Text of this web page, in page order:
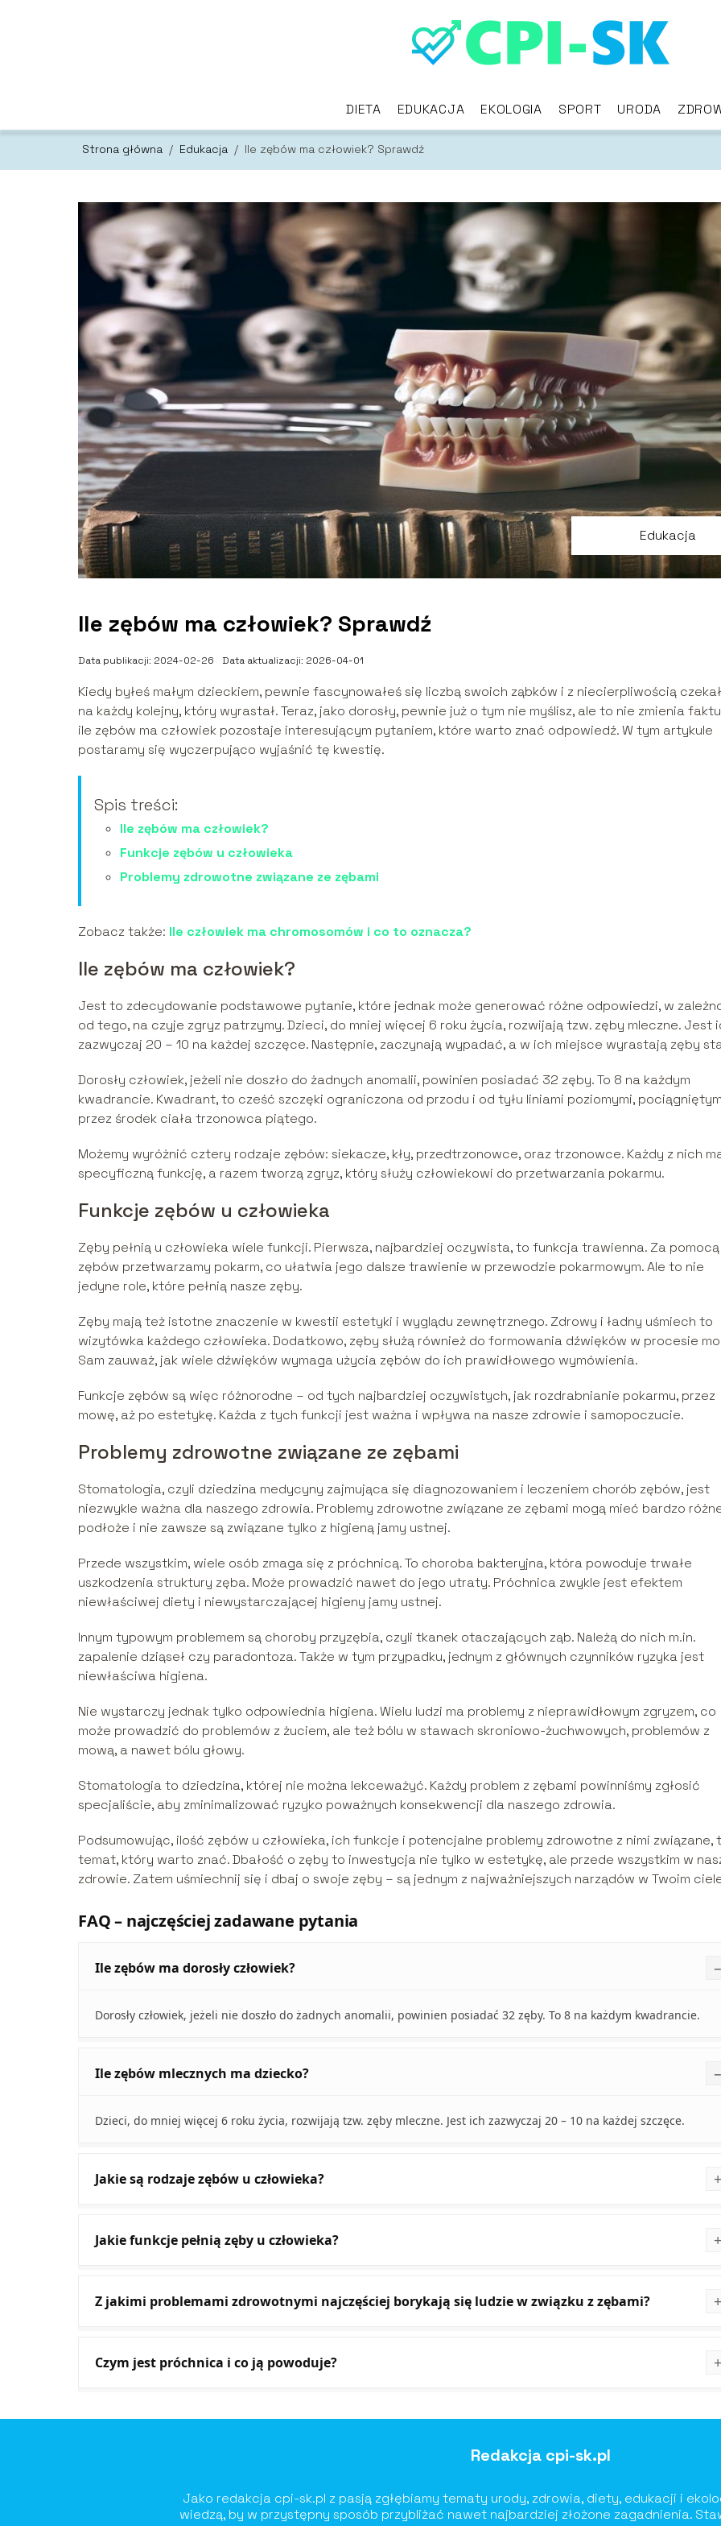
DIETA EDUKACJA EKOLOGIA SPORT URODA
Strona główna / Edukacja / Ile zębów ma człowiek? Sprawdź
Edukacja
Ile zębów ma człowiek? Sprawdź
Data publikacji: 2024-02-26 Data aktualizacji: 2026-04-01
Kiedy byłeś małym dzieckiem, pewnie fascynowałeś się liczbą swoich ząbków i z niecierpliwością
na każdy kolejny, który wyrastał. Teraz, jako dorosły, pewnie już o tym nie myślisz, ale to nie zmienia
ile zębów ma człowiek pozostaje interesującym pytaniem, które warto znać odpowiedź. W tym artykule
postaramy się wyczerpująco wyjaśnić tę kwestię.
Spis treści:
Ile zębów ma człowiek?
Funkcje zębów u człowieka
Problemy zdrowotne związane ze zębami
Zobacz także: Ile człowiek ma chromosomów i co to oznacza?
Ile zębów ma człowiek?
Jest to zdecydowanie podstawowe pytanie, które jednak może generować różne odpowiedzi, w
od tego, na czyje zgryz patrzymy. Dzieci, do mniej więcej 6 roku życia, rozwijają tzw. zęby mleczne. Jest
zazwyczaj 20 – 10 na każdej szczęce. Następnie, zaczynają wypadać, a w ich miejsce wyrastają zęby
Dorosły człowiek, jeżeli nie doszło do żadnych anomalii, powinien posiadać 32 zęby. To 8 na każdym
kwadrancie. Kwadrant, to cześć szczęki ograniczona od przodu i od tyłu liniami poziomymi,
przez środek ciała trzonowca piątego.
Możemy wyróżnić cztery rodzaje zębów: siekacze, kły, przedtrzonowce, oraz trzonowce. Każdy z nich
specyficzną funkcję, a razem tworzą zgryz, który służy człowiekowi do przetwarzania pokarmu.
Funkcje zębów u człowieka
Zęby pełnią u człowieka wiele funkcji. Pierwsza, najbardziej oczywista, to funkcja trawienna. Za pomocą
zębów przetwarzamy pokarm, co ułatwia jego dalsze trawienie w przewodzie pokarmowym. Ale to nie
jedyne role, które pełnią nasze zęby.
Zęby mają też istotne znaczenie w kwestii estetyki i wyglądu zewnętrznego. Zdrowy i ładny uśmiech to
wizytówka każdego człowieka. Dodatkowo, zęby służą również do formowania dźwięków w procesie
Sam zauważ, jak wiele dźwięków wymaga użycia zębów do ich prawidłowego wymówienia.
Funkcje zębów są więc różnorodne – od tych najbardziej oczywistych, jak rozdrabnianie pokarmu, przez
mowę, aż po estetykę. Każda z tych funkcji jest ważna i wpływa na nasze zdrowie i samopoczucie.
Problemy zdrowotne związane ze zębami
Stomatologia, czyli dziedzina medycyny zajmująca się diagnozowaniem i leczeniem chorób zębów, jest
niezwykle ważna dla naszego zdrowia. Problemy zdrowotne związane ze zębami mogą mieć bardzo
podłoże i nie zawsze są związane tylko z higieną jamy ustnej.
Przede wszystkim, wiele osób zmaga się z próchnicą. To choroba bakteryjna, która powoduje trwałe
uszkodzenia struktury zęba. Może prowadzić nawet do jego utraty. Próchnica zwykle jest efektem
niewłaściwej diety i niewystarczającej higieny jamy ustnej.
Innym typowym problemem są choroby przyzębia, czyli tkanek otaczających ząb. Należą do nich m.in.
zapalenie dziąseł czy paradontoza. Także w tym przypadku, jednym z głównych czynników ryzyka jest
niewłaściwa higiena.
Nie wystarczy jednak tylko odpowiednia higiena. Wielu ludzi ma problemy z nieprawidłowym zgryzem, co
może prowadzić do problemów z żuciem, ale też bólu w stawach skroniowo-żuchwowych, problemów z
mową, a nawet bólu głowy.
Stomatologia to dziedzina, której nie można lekceważyć. Każdy problem z zębami powinniśmy zgłosić
specjaliście, aby zminimalizować ryzyko poważnych konsekwencji dla naszego zdrowia.
Podsumowując, ilość zębów u człowieka, ich funkcje i potencjalne problemy zdrowotne z nimi związane,
temat, który warto znać. Dbałość o zęby to inwestycja nie tylko w estetykę, ale przede wszystkim w
zdrowie. Zatem uśmiechnij się i dbaj o swoje zęby – są jednym z najważniejszych narządów w Twoim
FAQ – najczęściej zadawane pytania
Ile zębów ma dorosły człowiek?
Dorosły człowiek, jeżeli nie doszło do żadnych anomalii, powinien posiadać 32 zęby. To 8 na każdym kwadrancie.
Ile zębów mlecznych ma dziecko?
Dzieci, do mniej więcej 6 roku życia, rozwijają tzw. zęby mleczne. Jest ich zazwyczaj 20 – 10 na każdej szczęce.
Jakie są rodzaje zębów u człowieka?
Jakie funkcje pełnią zęby u człowieka?
Z jakimi problemami zdrowotnymi najczęściej borykają się ludzie w związku z zębami?
Czym jest próchnica i co ją powoduje?
Redakcja cpi-sk.pl
Jako redakcja cpi-sk.pl z pasją zgłębiamy tematy urody, zdrowia, diety, edukacji i
wiedzą, by w przystępny sposób przybliżać nawet najbardziej złożone zagadnienia.